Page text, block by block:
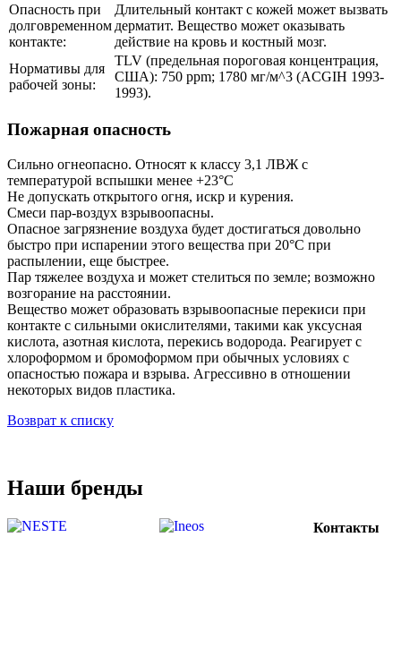
Опасность при
долговременном
контакте:
Длительный контакт с кожей может вызвать
дерматит. Вещество может оказывать
действие на кровь и костный мозг.
Нормативы для
рабочей зоны:
TLV (предельная пороговая концентрация,
США): 750 ppm; 1780 мг/м^3 (ACGIH 1993-
1993).
Пожарная опасность
Сильно огнеопасно. Относят к классу 3,1 ЛВЖ с
температурой вспышки менее +23°C
Не допускать открытого огня, искр и курения.
Смеси пар-воздух взрывоопасны.
Опасное загрязнение воздуха будет достигаться довольно
быстро при испарении этого вещества при 20°C при
распылении, еще быстрее.
Пар тяжелее воздуха и может стелиться по земле; возможно
возгорание на расстоянии.
Вещество может образовать взрывоопасные перекиси при
контакте с сильными окислителями, такими как уксусная
кислота, азотная кислота, перекись водорода. Реагирует с
хлороформом и бромоформом при обычных условиях с
опасностью пожара и взрыва. Агрессивно в отношении
некоторых видов пластика.
Возврат к списку
Наши бренды
Контакты